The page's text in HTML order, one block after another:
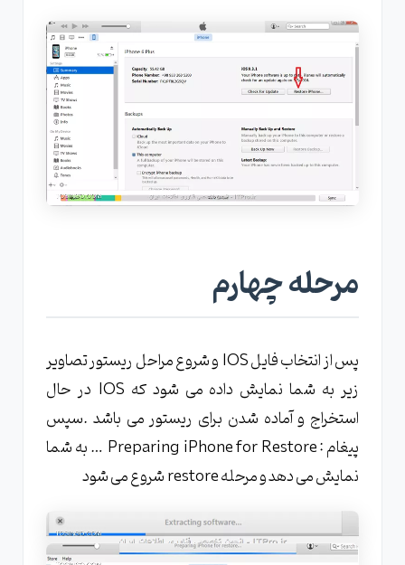
مرحله چهارم
پس از انتخاب فایل IOS و شروع مراحل ریستور تصاویر
زیر به شما نمایش داده می شود که IOS در حال
استخراج و آماده شدن برای ریستور می باشد .سپس
پیغام : Preparing iPhone for Restore … به شما
نمایش می دهد و مرحله restore شروع می شود